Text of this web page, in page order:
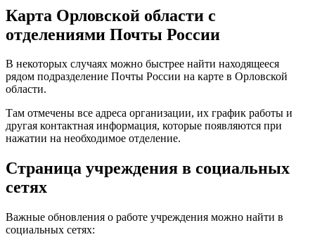
Карта Орловской области с
отделениями Почты России
В некоторых случаях можно быстрее найти находящееся
рядом подразделение Почты России на карте в Орловской
области.
Там отмечены все адреса организации, их график работы и
другая контактная информация, которые появляются при
нажатии на необходимое отделение.
Страница учреждения в социальных
сетях
Важные обновления о работе учреждения можно найти в
социальных сетях: